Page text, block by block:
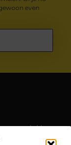
even
blogs
leven. Een